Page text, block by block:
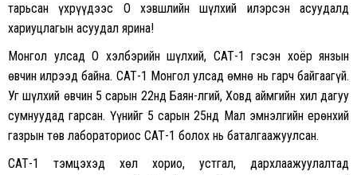
тарьсан үхрүүдээс О хэвшлийн шүлхий илэрсэн асуудалд
хариуцлагын асуудал ярина!
Монгол улсад О хэлбэрийн шүлхий, САТ-1 гэсэн хоёр янзын
өвчин илрээд байна. САТ-1 Монгол улсад өмнө нь гарч байгаагүй.
Уг шүлхий өвчин 5 сарын 22нд Баян-Өлгий, Ховд аймгийн хил дагуу
сумнуудад гарсан. Үүнийг 5 сарын 25нд Мал эмнэлгийн ерөнхий
газрын төв лабораториос САТ-1 болох нь баталгаажуулсан.
САТ-1 тэмцэхэд хөл хорио, устгал, дархлаажуулалтад